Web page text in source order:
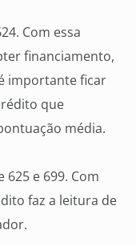
Com essa
financiamento,
importante ficar
que
média.
625 e 699. Com
faz a leitura de